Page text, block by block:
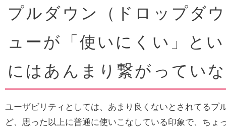
プルダウン（ドロップダ
ューが「使いにくい」と
にはあんまり繋がってい
ユーザビリティとしては、あまり良くないとされてるプ
ど、思った以上に普通に使いこなしている印象で、ちょ